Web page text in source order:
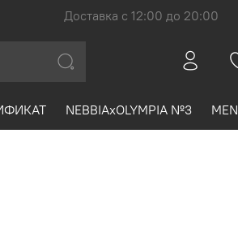
Доставка с 12:00 до 20:00
NEBBIAxOLYMPIA №3 MEN